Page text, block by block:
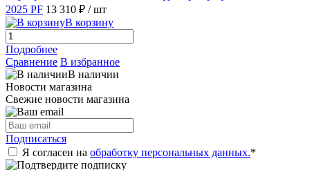
2025 PF 13 310 ₽ / шт
В корзину
Подробнее
Сравнение В избранное
В наличии
Новости магазина
Свежие новости магазина
Подписаться
Я согласен на обработку персональных данных.*